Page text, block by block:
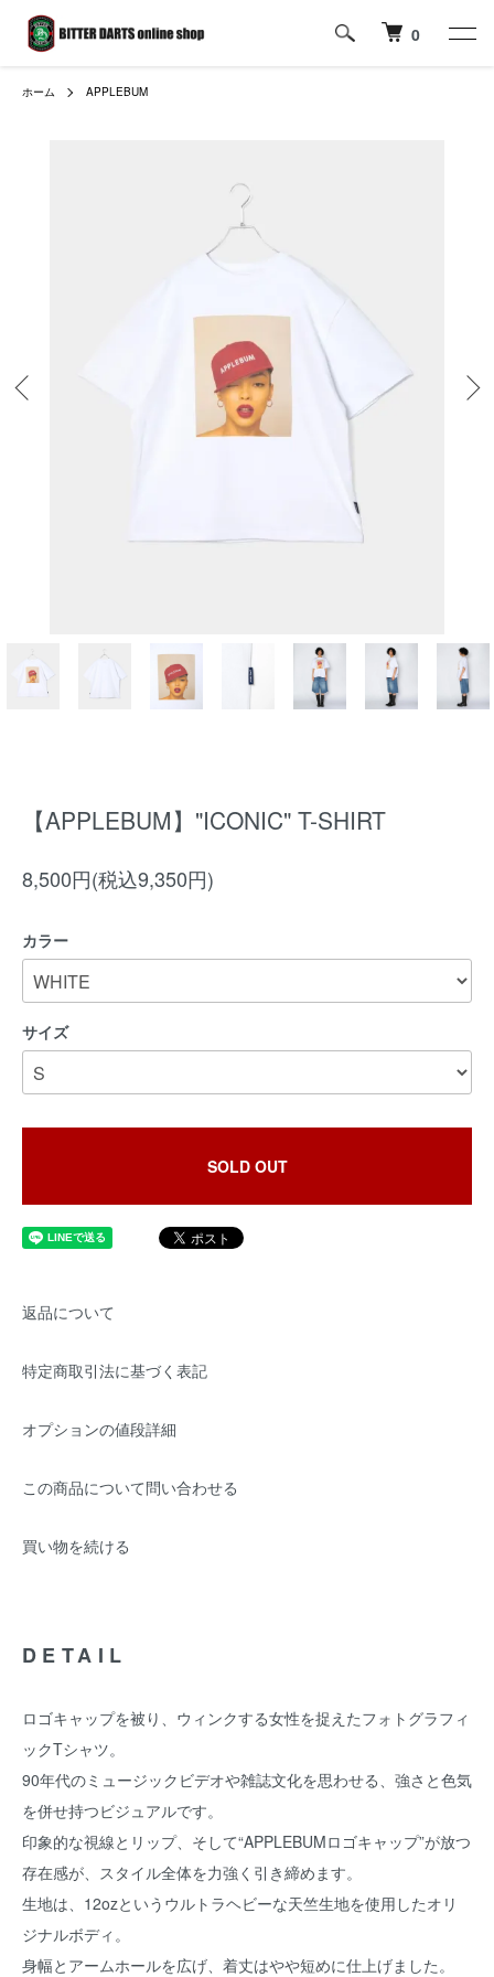
0
ホーム APPLEBUM
【APPLEBUM】"ICONIC" T-SHIRT
8,500円(税込9,350円)
カラー
サイズ
SOLD OUT
返品について
特定商取引法に基づく表記
オプションの値段詳細
この商品について問い合わせる
買い物を続ける
DETAIL
ロゴキャップを被り、ウィンクする女性を捉えたフォトグラフィ
ックTシャツ。
90年代のミュージックビデオや雑誌文化を思わせる、強さと色気
を併せ持つビジュアルです。
印象的な視線とリップ、そして“APPLEBUMロゴキャップ”が放つ
存在感が、スタイル全体を力強く引き締めます。
生地は、12ozというウルトラヘビーな天竺生地を使用したオリ
ジナルボディ。
身幅とアームホールを広げ、着丈はやや短めに仕上げました。